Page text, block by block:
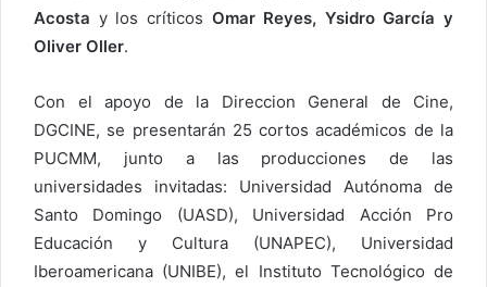
Acosta y los críticos Omar Reyes, Ysidro García y
Oliver Oller.
Con el apoyo de la Direccion General de Cine,
DGCINE, se presentarán 25 cortos académicos de la
PUCMM, junto a las producciones de las
universidades invitadas: Universidad Autónoma de
Santo Domingo (UASD), Universidad Acción Pro
Educación y Cultura (UNAPEC), Universidad
Iberoamericana (UNIBE), el Instituto Tecnológico de